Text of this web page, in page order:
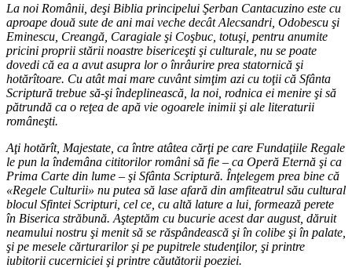
La noi Românii, deşi Biblia principelui Şerban Cantacuzino este cu
aproape două sute de ani mai veche decât Alecsandri, Odobescu şi
Eminescu, Creangă, Caragiale şi Coşbuc, totuşi, pentru anumite
pricini proprii stării noastre bisericeşti şi culturale, nu se poate
dovedi că ea a avut asupra lor o înrâurire prea statornică şi
hotărîtoare. Cu atât mai mare cuvânt simţim azi cu toţii că Sfânta
Scriptură trebue să-şi îndeplinească, la noi, rodnica ei menire şi să
pătrundă ca o reţea de apă vie ogoarele inimii şi ale literaturii
româneşti.
Aţi hotărît, Majestate, ca între atâtea cărţi pe care Fundaţiile Regale
le pun la îndemâna cititorilor români să fie – ca Operă Eternă şi ca
Prima Carte din lume – şi Sfânta Scriptură. Înţelegem prea bine că
«Regele Culturii» nu putea să lase afară din amfiteatrul său cultural
blocul Sfintei Scripturi, cel ce, cu altă lature a lui, formează perete
în Biserica străbună. Aşteptăm cu bucurie acest dar august, dăruit
neamului nostru şi menit să se răspândească şi în colibe şi în palate,
şi pe mesele cărturarilor şi pe pupitrele studenţilor, şi printre
iubitorii cucerniciei şi printre căutătorii poeziei.